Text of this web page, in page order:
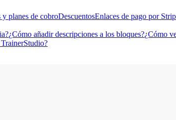
y planes de cobroDescuentosEnlaces de pago por
¿Cómo añadir descripciones a los bloques?¿Cómo